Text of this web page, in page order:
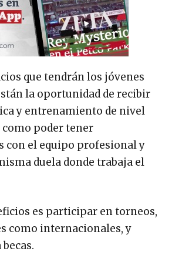
que tendrán los jóvenes
la oportunidad de recibir
y entrenamiento de nivel
poder tener
con el equipo profesional y
duela donde trabaja el
es participar en torneos,
como internacionales, y